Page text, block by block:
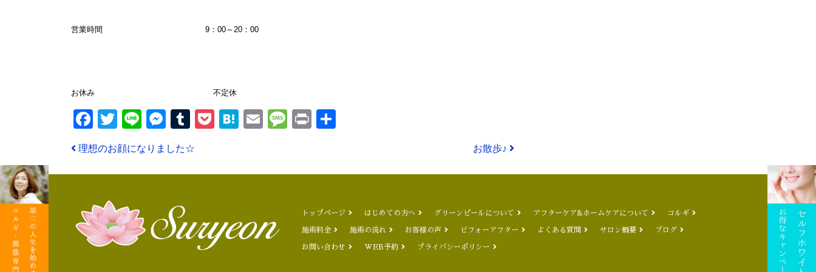
営業時間 9：00～20：00
お休み 不定休
Facebook
TwitterLineMessenger
Tumblr
Pocket
Hatena
EmailMessage
Print
投稿ナビゲーション
理想のお顔になりました☆ お散歩♪
トップページ はじめての方へ グリーンピールについて アフターケア&ホームケアについて コルギ
施術料金 施術の流れ お客様の声 ビフォーアフター よくある質問 サロン概要 ブログ
お問い合わせ WEB予約 プライバシーポリシー